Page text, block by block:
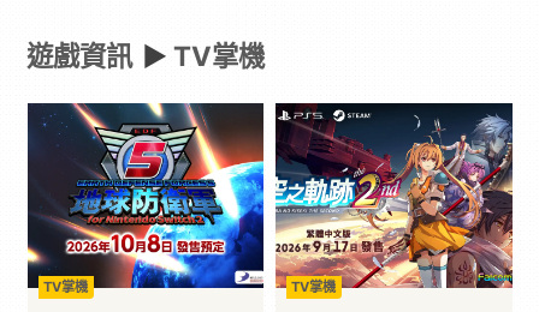
Paradaily
遊
戲
遊戲資訊 ► TV掌機
TV掌機 TV掌機